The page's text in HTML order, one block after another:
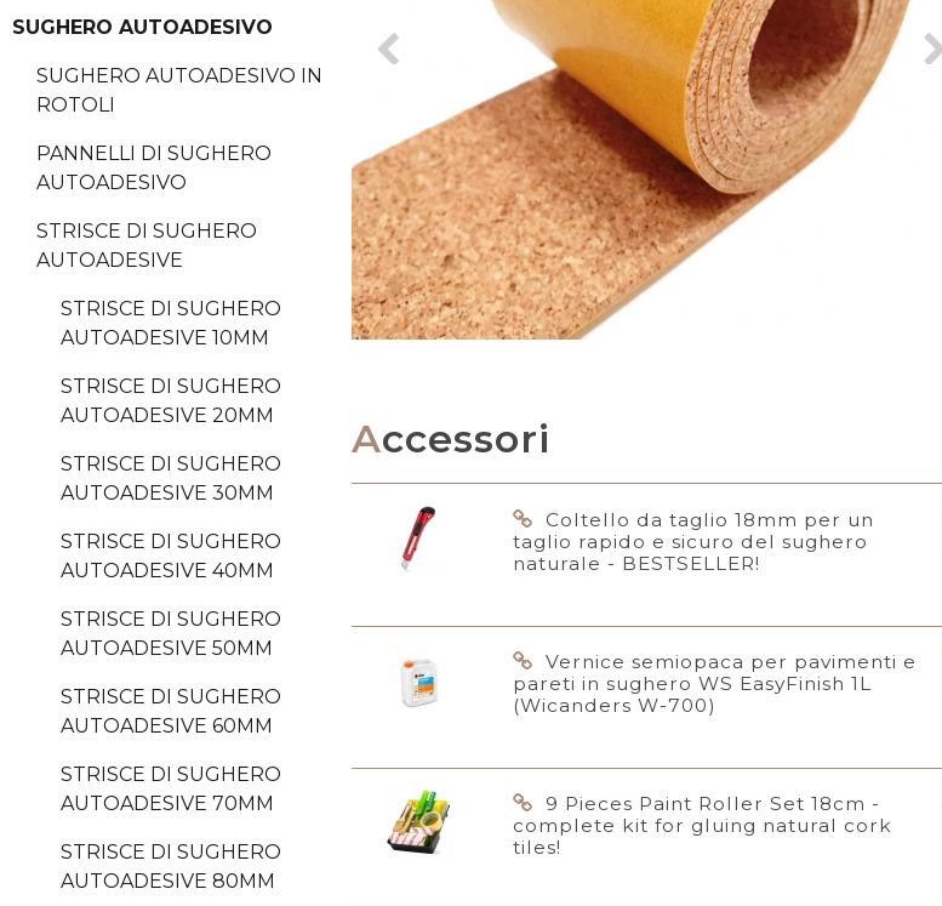
SUGHERO AUTOADESIVO
SUGHERO AUTOADESIVO IN
ROTOLI
PANNELLI DI SUGHERO
AUTOADESIVO
STRISCE DI SUGHERO
AUTOADESIVE
STRISCE DI SUGHERO
AUTOADESIVE 10MM
STRISCE DI SUGHERO
AUTOADESIVE 20MM
STRISCE DI SUGHERO
AUTOADESIVE 30MM
STRISCE DI SUGHERO
AUTOADESIVE 40MM
STRISCE DI SUGHERO
AUTOADESIVE 50MM
STRISCE DI SUGHERO
AUTOADESIVE 60MM
STRISCE DI SUGHERO
AUTOADESIVE 70MM
STRISCE DI SUGHERO
AUTOADESIVE 80MM
Accessori
Coltello da taglio 18mm per un
taglio rapido e sicuro del sughero
naturale - BESTSELLER!
Vernice semiopaca per pavimenti e
pareti in sughero WS EasyFinish 1L
(Wicanders W-700)
9 Pieces Paint Roller Set 18cm -
complete kit for gluing natural cork
tiles!